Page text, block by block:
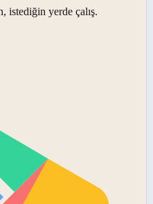
istediğin yerde çalış.